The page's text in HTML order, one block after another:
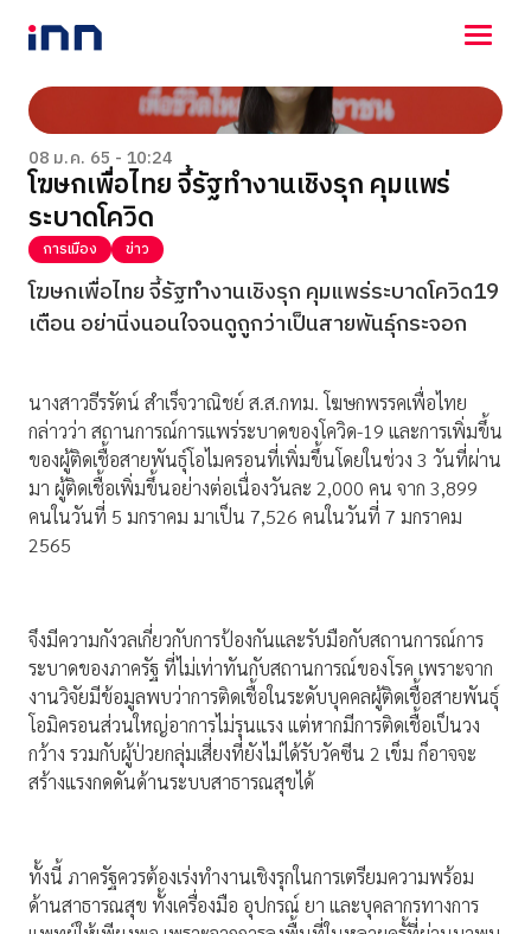
NEWS
ENTERTAINMENT
LIFESTYLE
HOROSCOPE
LOTTERY
VIDEO
ร่วมด้วยช่วยกัน
08 ม.ค. 65 - 10:24
โฆษกเพื่อไทย จี้รัฐทำงานเชิงรุก คุมแพร่
ระบาดโควิด
การเมือง ข่าว
โฆษกเพื่อไทย จี้รัฐทำงานเชิงรุก คุมแพร่ระบาดโควิด19
เตือน อย่านิ่งนอนใจจนดูถูกว่าเป็นสายพันธุ์กระจอก
นางสาวธีรรัตน์ สำเร็จวาณิชย์ ส.ส.กทม. โฆษกพรรคเพื่อไทย
กล่าวว่า สถานการณ์การแพร่ระบาดของโควิด-19 และการเพิ่มขึ้น
ของผู้ติดเชื้อสายพันธุ์โอไมครอนที่เพิ่มขึ้นโดยในช่วง 3 วันที่ผ่าน
มา ผู้ติดเชื้อเพิ่มขึ้นอย่างต่อเนื่องวันละ 2,000 คน จาก 3,899
คนในวันที่ 5 มกราคม มาเป็น 7,526 คนในวันที่ 7 มกราคม
2565
จึงมีความกังวลเกี่ยวกับการป้องกันและรับมือกับสถานการณ์การ
ระบาดของภาครัฐ ที่ไม่เท่าทันกับสถานการณ์ของโรค เพราะจาก
งานวิจัยมีข้อมูลพบว่าการติดเชื้อในระดับบุคคลผู้ติดเชื้อสายพันธุ์
โอมิครอนส่วนใหญ่อาการไม่รุนแรง แต่หากมีการติดเชื้อเป็นวง
กว้าง รวมกับผู้ป่วยกลุ่มเสี่ยงที่ยังไม่ได้รับวัคซีน 2 เข็ม ก็อาจจะ
สร้างแรงกดดันด้านระบบสาธารณสุขได้
ทั้งนี้ ภาครัฐควรต้องเร่งทำงานเชิงรุกในการเตรียมความพร้อม
ด้านสาธารณสุข ทั้งเครื่องมือ อุปกรณ์ ยา และบุคลากรทางการ